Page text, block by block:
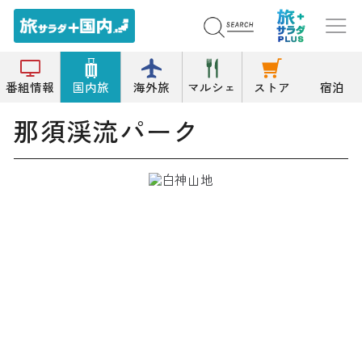
番組情報 国内旅 海外旅 マルシェ ストア 宿泊
トップ その他のレジャー/アウトドア施設 那須渓流パーク
那須渓流パーク